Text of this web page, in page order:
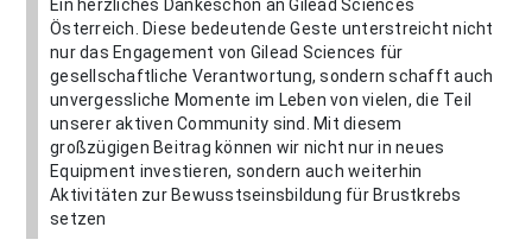
Ein herzliches Dankeschön an Gilead Sciences
Österreich. Diese bedeutende Geste unterstreicht nicht
nur das Engagement von Gilead Sciences für
gesellschaftliche Verantwortung, sondern schafft auch
unvergessliche Momente im Leben von vielen, die Teil
unserer aktiven Community sind. Mit diesem
großzügigen Beitrag können wir nicht nur in neues
Equipment investieren, sondern auch weiterhin
Aktivitäten zur Bewusstseinsbildung für Brustkrebs
setzen